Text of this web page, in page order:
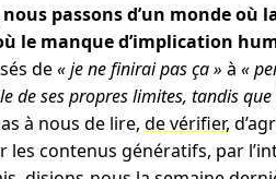
nous passons d’un monde où
le manque d’implication
de« je ne finirai pas ça » à «
de ses propres limites, tandis
à nous de lire, de vérifier,
contenus génératifs, par